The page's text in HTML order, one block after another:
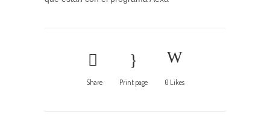
Share Print page 0 Likes